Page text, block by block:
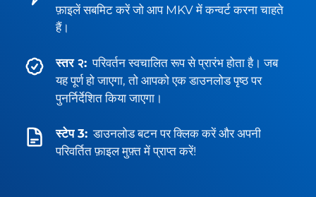
फ़ाइलें सबमिट करें जो आप MKV में कन्वर्ट करना चाहते
हैं।
स्तर २: परिवर्तन स्वचालित रूप से प्रारंभ होता है। जब
यह पूर्ण हो जाएगा, तो आपको एक डाउनलोड पृष्ठ पर
पुनर्निर्देशित किया जाएगा।
स्टेप 3: डाउनलोड बटन पर क्लिक करें और अपनी
परिवर्तित फ़ाइल मुफ़्त में प्राप्त करें!